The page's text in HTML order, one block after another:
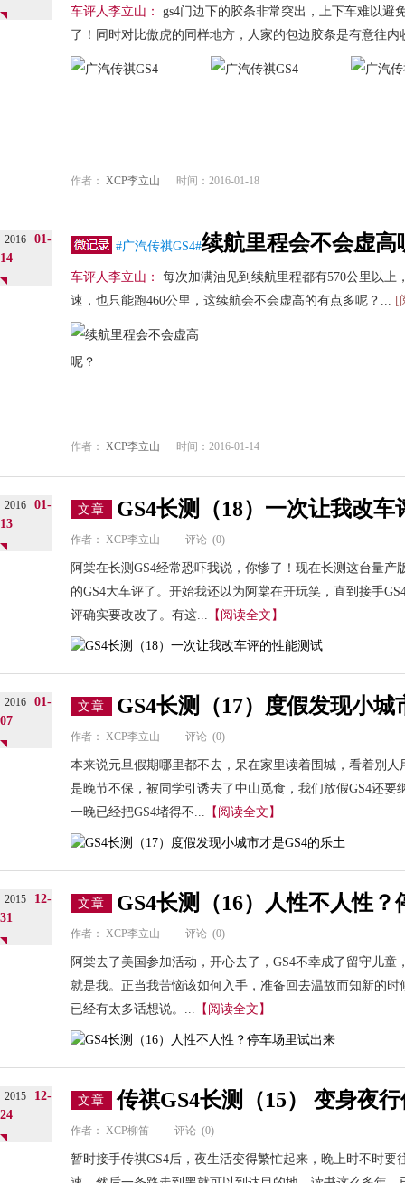
车评人李立山：
gs4门边下的胶条非常突出，上下车难以避
了！同时对比傲虎的同样地方，人家的包边胶条是有意往
作者： XCP李立山 时间：2016-01-18
2016
01-
14
#广汽传祺GS4#续航里程会不会虚高
车评人李立山：
每次加满油见到续航里程都有570公里以
速，也只能跑460公里，这续航会不会虚高的有点多呢？... [
作者： XCP李立山 时间：2016-01-14
2016
01-
13
文章 GS4长测（18）一次让我改车
作者： XCP李立山 评论 (0)
阿棠在长测GS4经常恐吓我说，你惨了！现在长测这台量
的GS4大车评了。开始我还以为阿棠在开玩笑，直到接手
评确实要改改了。有这... 【阅读全文】
2016
01-
07
文章 GS4长测（17）度假发现小城
作者： XCP李立山 评论 (0)
本来说元旦假期哪里都不去，呆在家里读着围城，看着别
是晚节不保，被同学引诱去了中山觅食，我们放假GS4还
一晚已经把GS4堵得不... 【阅读全文】
2015
12-
31
文章 GS4长测（16）人性不人性
作者： XCP李立山 评论 (0)
阿棠去了美国参加活动，开心去了，GS4不幸成了留守儿
就是我。正当我苦恼该如何入手，准备回去温故而知新的
已经有太多话想说。... 【阅读全文】
2015
12-
24
文章 传祺GS4长测（15） 变身夜
作者： XCP柳笛 评论 (0)
暂时接手传祺GS4后，夜生活变得繁忙起来，晚上时不时